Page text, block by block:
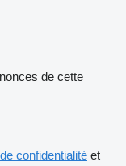
de cette
confidentialité et